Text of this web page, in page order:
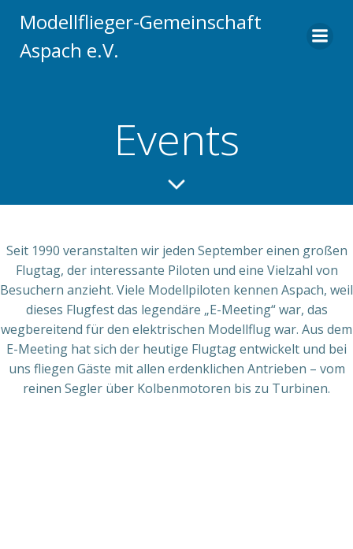
Inhalt
Modellflieger-Gemeinschaft
Aspach e.V.
Events
Seit 1990 veranstalten wir jeden September einen großen
Flugtag, der interessante Piloten und eine Vielzahl von
Besuchern anzieht. Viele Modellpiloten kennen Aspach, weil
dieses Flugfest das legendäre „E-Meeting“ war, das
wegbereitend für den elektrischen Modellflug war. Aus dem
E-Meeting hat sich der heutige Flugtag entwickelt und bei
uns fliegen Gäste mit allen erdenklichen Antrieben – vom
reinen Segler über Kolbenmotoren bis zu Turbinen.